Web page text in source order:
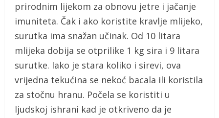
prirodnim lijekom za obnovu jetre i jačanje
imuniteta. Čak i ako koristite kravlje mlijeko,
surutka ima snažan učinak. Od 10 litara
mlijeka dobija se otprilike 1 kg sira i 9 litara
surutke. Iako je stara koliko i sirevi, ova
vrijedna tekućina se nekoć bacala ili koristila
za stočnu hranu. Počela se koristiti u
ljudskoj ishrani kad je otkriveno da je